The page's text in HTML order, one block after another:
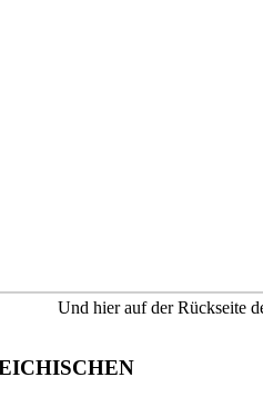
Und hier auf der Rückseite